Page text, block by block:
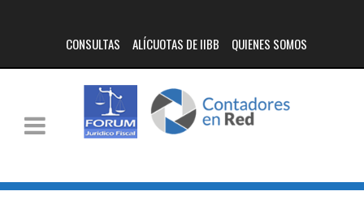
CONSULTAS ALÍCUOTAS DE IIBB QUIENES SOMOS